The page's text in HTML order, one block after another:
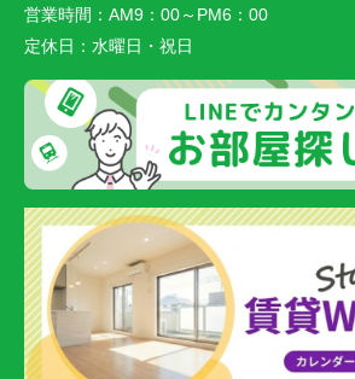
営業時間： AM9：00～PM6：00
定休日： 水曜日・祝日